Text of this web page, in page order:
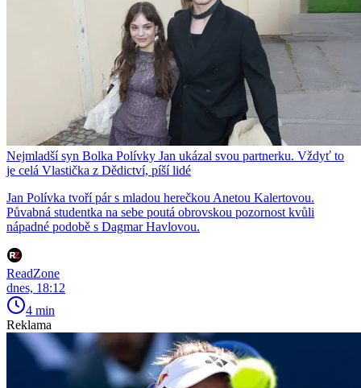
Nejmladší syn Bolka Polívky Jan ukázal svou partnerku. Vždyť to
je celá Vlastička z Dědictví, píší lidé
Jan Polívka tvoří pár s mladou herečkou Anetou Kalertovou.
Půvabná studentka na sebe poutá obrovskou pozornost kvůli
nápadné podobě s Dagmar Havlovou.
ReadZone
dnes, 18:12
4 min
Reklama